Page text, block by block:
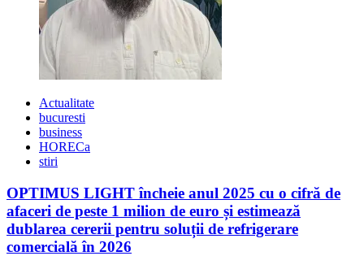
Actualitate
bucuresti
business
HORECa
stiri
OPTIMUS LIGHT încheie anul 2025 cu o cifră de
afaceri de peste 1 milion de euro și estimează
dublarea cererii pentru soluții de refrigerare
comercială în 2026